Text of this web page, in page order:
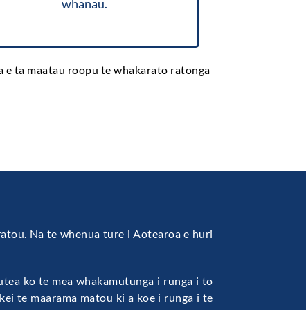
whanau.
ta maatau roopu te whakarato ratonga
Na te whenua ture i Aotearoa e huri
ko te mea whakamutunga i runga i to
te maarama matou ki a koe i runga i te